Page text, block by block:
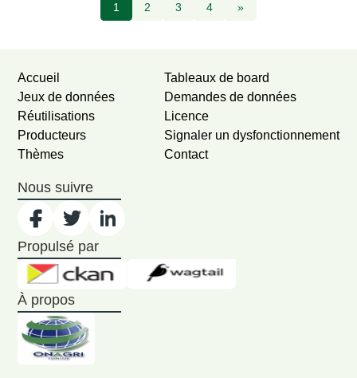
1 2 3 4 »
Accueil
Jeux de données
Réutilisations
Producteurs
Thèmes
Tableaux de board
Demandes de données
Licence
Signaler un dysfonctionnement
Contact
Nous suivre
Propulsé par
À propos